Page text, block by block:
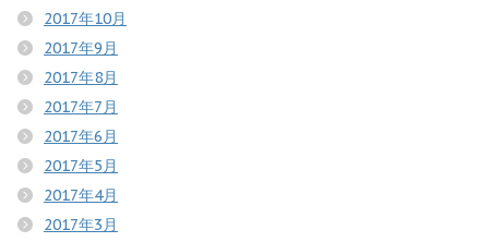
2017年10月
2017年9月
2017年8月
2017年7月
2017年6月
2017年5月
2017年4月
2017年3月